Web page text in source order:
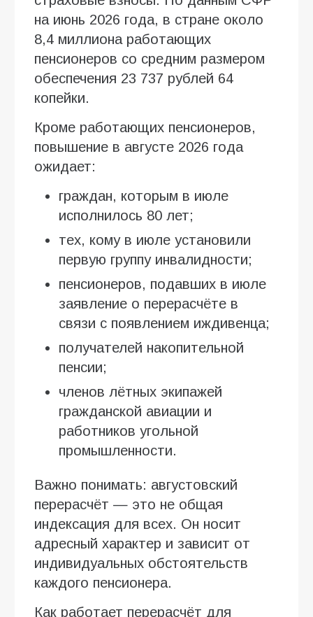
на июнь 2026 года, в стране около
8,4 миллиона работающих
пенсионеров со средним размером
обеспечения 23 737 рублей 64
копейки.
Кроме работающих пенсионеров,
повышение в августе 2026 года
ожидает:
граждан, которым в июле
исполнилось 80 лет;
тех, кому в июле установили
первую группу инвалидности;
пенсионеров, подавших в июле
заявление о перерасчёте в
связи с появлением иждивенца;
получателей накопительной
пенсии;
членов лётных экипажей
гражданской авиации и
работников угольной
промышленности.
Важно понимать: августовский
перерасчёт — это не общая
индексация для всех. Он носит
адресный характер и зависит от
индивидуальных обстоятельств
каждого пенсионера.
Как работает перерасчёт для